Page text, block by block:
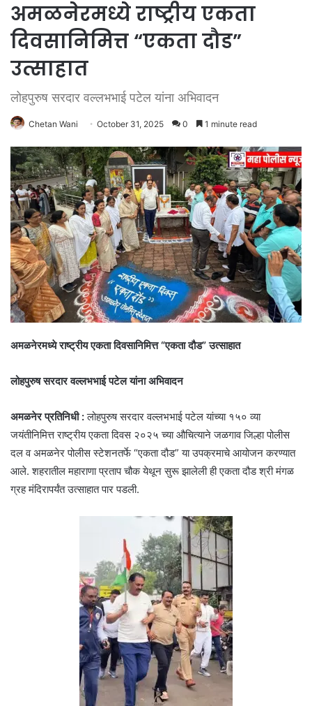
अमळनेरमध्ये राष्ट्रीय एकता
दिवसानिमित्त “एकता दौड”
उत्साहात
लोहपुरुष सरदार वल्लभभाई पटेल यांना अभिवादन
Chetan Wani October 31, 2025 0 1 minute read
अमळनेरमध्ये राष्ट्रीय एकता दिवसानिमित्त “एकता दौड” उत्साहात
लोहपुरुष सरदार वल्लभभाई पटेल यांना अभिवादन
अमळनेर प्रतिनिधी :लोहपुरुष सरदार वल्लभभाई पटेल यांच्या १५० व्या
जयंतीनिमित्त राष्ट्रीय एकता दिवस २०२५ च्या औचित्याने जळगाव जिल्हा पोलीस
दल व अमळनेर पोलीस स्टेशनतर्फे “एकता दौड” या उपक्रमाचे आयोजन करण्यात
आले. शहरातील महाराणा प्रताप चौक येथून सुरू झालेली ही एकता दौड श्री मंगळ
ग्रह मंदिरापर्यंत उत्साहात पार पडली.